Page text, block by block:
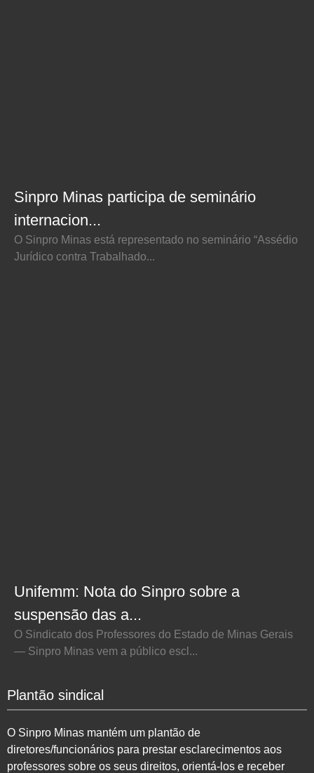
Sinpro Minas participa de seminário
internacion...
O Sinpro Minas está representado no seminário “Assédio
Jurídico contra Trabalhado...
Unifemm: Nota do Sinpro sobre a
suspensão das a...
O Sindicato dos Professores do Estado de Minas Gerais
— Sinpro Minas vem a público escl...
Plantão sindical
O Sinpro Minas mantém um plantão de
diretores/funcionários para prestar esclarecimentos aos
professores sobre os seus direitos, orientá-los e receber